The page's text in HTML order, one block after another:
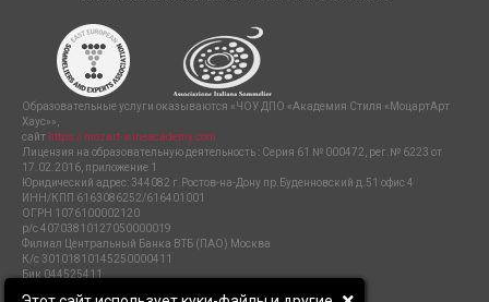
Образовательные услуги оказываются «ЧОУ ДПО «Академия Стиля «МоцартАрт
Хаус»»,
сайт https://mozart-wineacademy.com
Лицензия на образовательную деятельность : Серия 61 № 000472, рег.№ 6223 от
17.02.2016, приложение 1
Юридический адрес: 344082 г.Ростов-на-Дону пр.Буденновский д.51 офис 4
ИНН/КПП 6163086252/616401001
ОГРН 1076100002120
р/с 40703810127050000019
Филиал Центральный Банка ВТБ (ПАО) Москва
К/с 30101810145250000411
Бик 044525411